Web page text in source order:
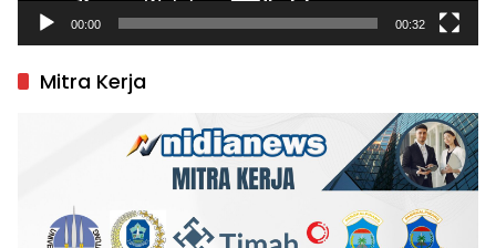
00:00 00:32
Mitra Kerja